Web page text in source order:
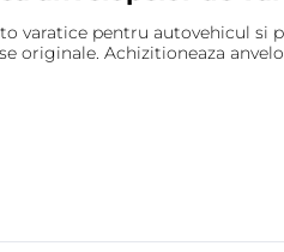
varatice pentru autovehicul si
originale. Achizitioneaza